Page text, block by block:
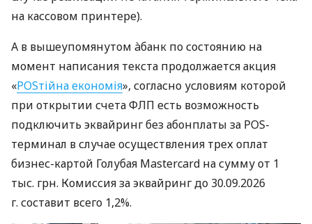
на кассовом принтере).
А в вышеупомянутом àбанк по состоянию на
момент написания текста продолжается акция
«POSтійна економія», согласно условиям которой
при открытии счета ФЛП есть возможность
подключить эквайринг без абонплаты за POS-
терминал в случае осуществления трех оплат
бизнес-картой Голубая Mastercard на сумму от 1
тыс. грн. Комиссия за эквайринг до 30.09.2026
г. составит всего 1,2%.